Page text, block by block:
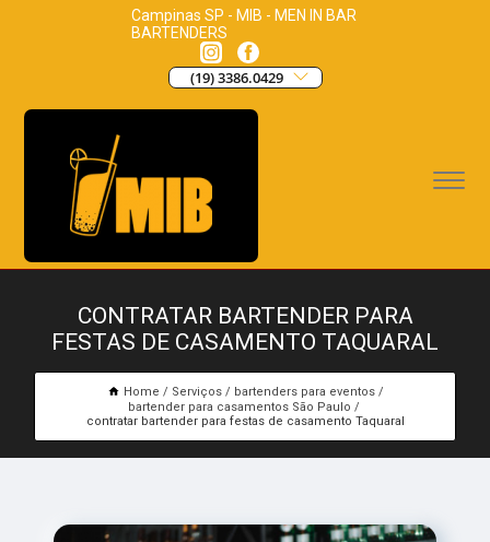
Campinas SP - MIB - MEN IN BAR
BARTENDERS
(19) 3386.0429
CONTRATAR BARTENDER PARA
FESTAS DE CASAMENTO TAQUARAL
Home Serviços
bartenders para eventos
bartender para casamentos São Paulo
contratar bartender para festas de casamento Taquaral